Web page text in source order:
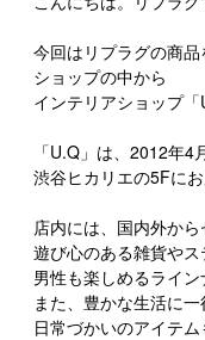
今回はリプラグの商
ショップの中から
インテリアショップ「
「U.Q」は、2012年4
渋谷ヒカリエの5Fに
店内には、国内外から
遊び心のある雑貨やス
男性も楽しめるライン
また、豊かな生活に一
日常づかいのアイテム